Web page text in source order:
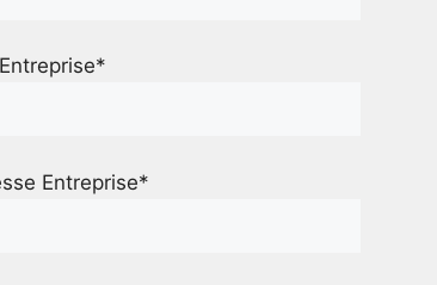
Entreprise*
Entreprise*